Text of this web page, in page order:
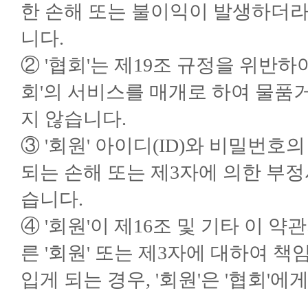
한 손해 또는 불이익이 발생하더
니다.
② '협회'는 제19조 규정을 위반하
회'의 서비스를 매개로 하여 물품
지 않습니다.
③ '회원' 아이디(ID)와 비밀번호
되는 손해 또는 제3자에 의한 부
습니다.
④ '회원'이 제16조 및 기타 이 약
른 '회원' 또는 제3자에 대하여 책
입게 되는 경우, '회원'은 '협회'에